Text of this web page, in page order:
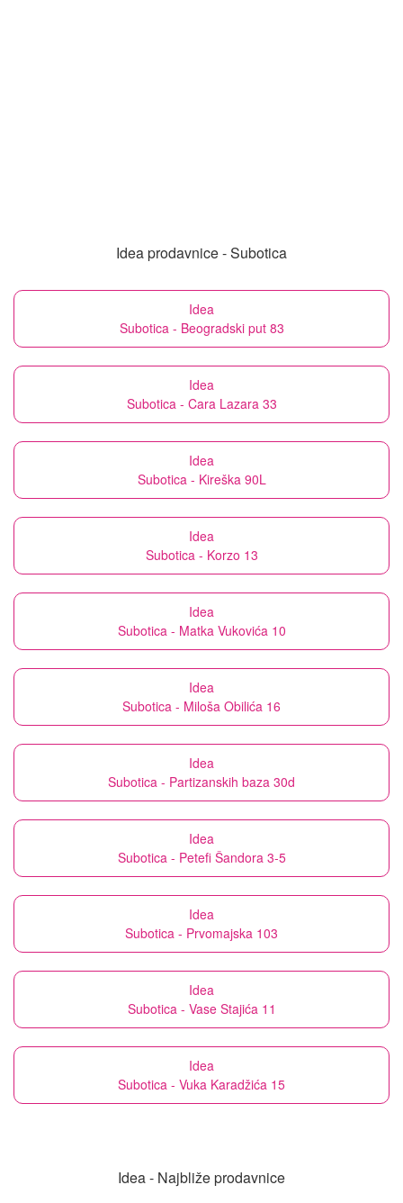
Idea prodavnice - Subotica
Idea
Subotica - Beogradski put 83
Idea
Subotica - Cara Lazara 33
Idea
Subotica - Kireška 90L
Idea
Subotica - Korzo 13
Idea
Subotica - Matka Vukovića 10
Idea
Subotica - Miloša Obilića 16
Idea
Subotica - Partizanskih baza 30d
Idea
Subotica - Petefi Šandora 3-5
Idea
Subotica - Prvomajska 103
Idea
Subotica - Vase Stajića 11
Idea
Subotica - Vuka Karadžića 15
Idea - Najbliže prodavnice